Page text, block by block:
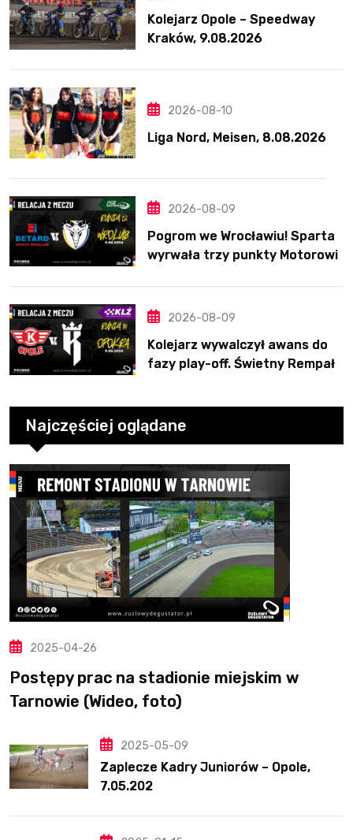
Kolejarz Opole – Speedway
Kraków, 9.08.2026
2026-08-10
Liga Nord, Meisen, 8.08.2026
2026-08-09
Pogrom we Wrocławiu! Sparta
wyrwała trzy punkty Motorowi
2026-08-09
Kolejarz wywalczył awans do
fazy play-off. Świetny Rempała
Najczęściej oglądane
2025-04-26
Postępy prac na stadionie miejskim w
Tarnowie (Wideo, foto)
2025-05-09
Zaplecze Kadry Juniorów – Opole,
7.05.202